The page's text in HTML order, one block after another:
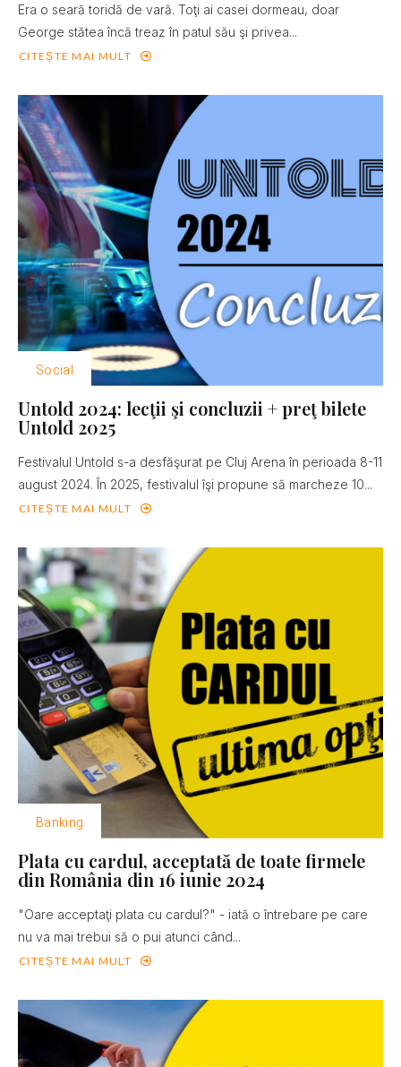
Era o seară toridă de vară. Toţi ai casei dormeau, doar
George stătea încă treaz în patul său şi privea...
CITEȘTE MAI MULT
Social
Untold 2024: lecţii şi concluzii + preţ bilete
Untold 2025
Festivalul Untold s-a desfăşurat pe Cluj Arena în perioada 8-11
august 2024. În 2025, festivalul îşi propune să marcheze 10...
CITEȘTE MAI MULT
Banking
Plata cu cardul, acceptată de toate firmele
din România din 16 iunie 2024
"Oare acceptaţi plata cu cardul?" - iată o întrebare pe care
nu va mai trebui să o pui atunci când...
CITEȘTE MAI MULT